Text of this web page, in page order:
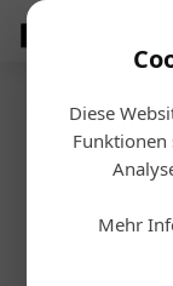
Diese
Mehr
Redaktion